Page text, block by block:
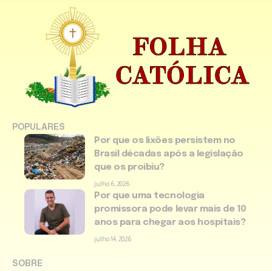
POPULARES
Por que os lixões persistem no
Brasil décadas após a legislação
que os proibiu?
julho 6, 2026
Por que uma tecnologia
promissora pode levar mais de 10
anos para chegar aos hospitais?
julho 14, 2026
SOBRE